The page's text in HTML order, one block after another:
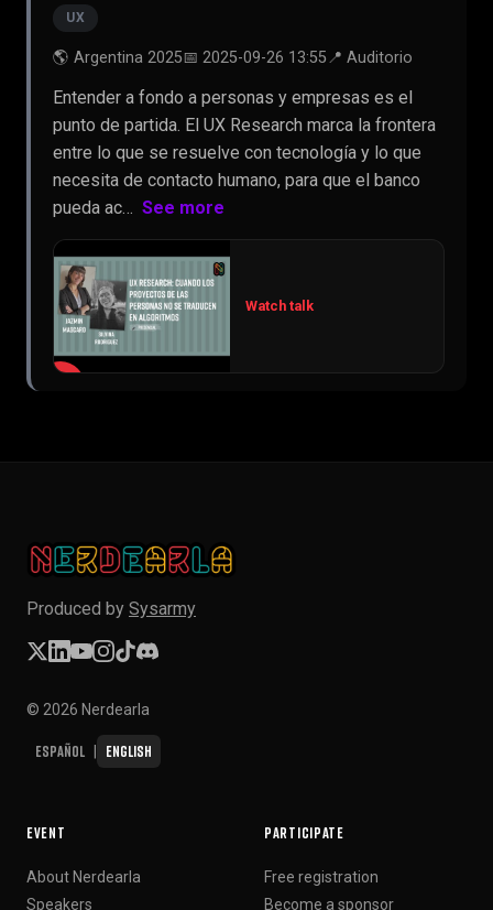
UX
🌎 Argentina 2025📅 2025-09-26 13:55📍 Auditorio
Entender a fondo a personas y empresas es el
punto de partida. El UX Research marca la frontera
entre lo que se resuelve con tecnología y lo que
necesita de contacto humano, para que el banco
pueda ac… See more
Watch talk
Produced by Sysarmy
© 2026 Nerdearla
Español English
EVENT
About Nerdearla
Speakers
PARTICIPATE
Free registration
Become a sponsor